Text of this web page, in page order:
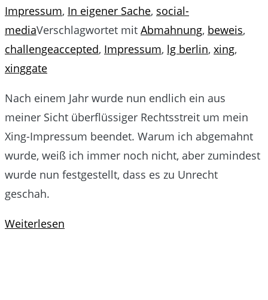
Impressum, In eigener Sache, social-
mediaVerschlagwortet mit Abmahnung, beweis,
challengeaccepted, Impressum, lg berlin, xing,
xinggate
Nach einem Jahr wurde nun endlich ein aus
meiner Sicht überflüssiger Rechtsstreit um mein
Xing-Impressum beendet. Warum ich abgemahnt
wurde, weiß ich immer noch nicht, aber zumindest
wurde nun festgestellt, dass es zu Unrecht
geschah.
Weiterlesen